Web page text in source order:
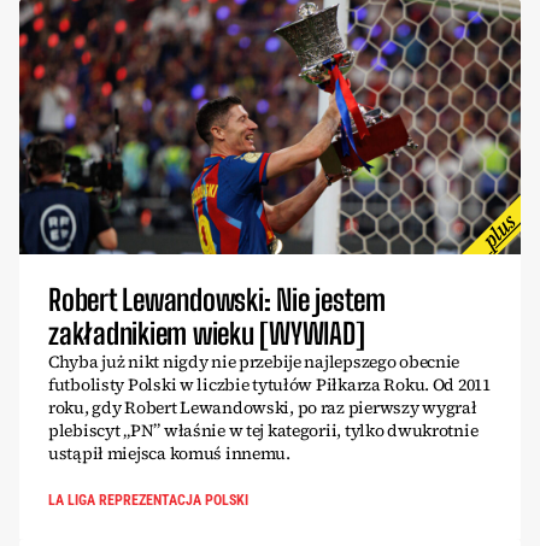
Robert Lewandowski: Nie jestem
zakładnikiem wieku [WYWIAD]
Chyba już nikt nigdy nie przebije najlepszego obecnie
futbolisty Polski w liczbie tytułów Piłkarza Roku. Od 2011
roku, gdy Robert Lewandowski, po raz pierwszy wygrał
plebiscyt „PN” właśnie w tej kategorii, tylko dwukrotnie
ustąpił miejsca komuś innemu.
LA LIGA REPREZENTACJA POLSKI